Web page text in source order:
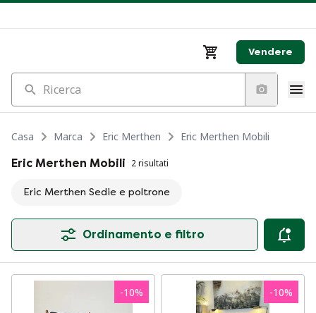
Vendere
Ricerca
Casa Marca Eric Merthen
Eric Merthen Mobili
Eric Merthen Mobili 2 risultati
Eric Merthen Sedie e poltrone
Ordinamento e filtro
-10% -10%